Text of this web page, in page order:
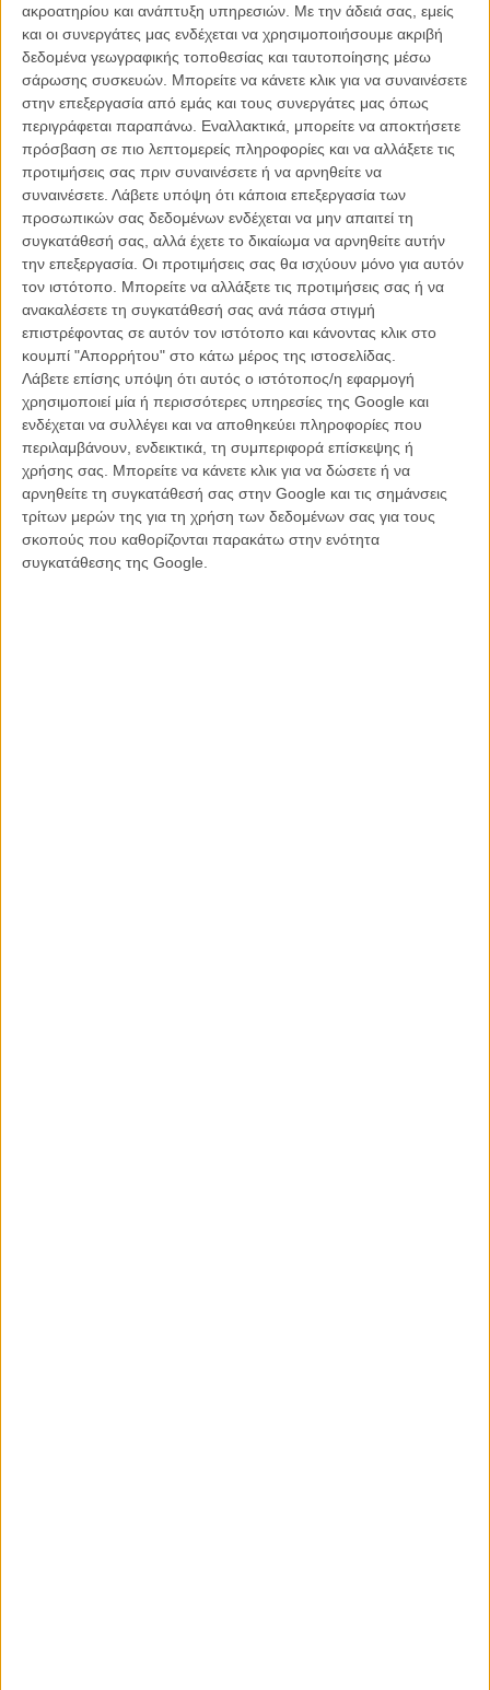
ακροατηρίου και ανάπτυξη υπηρεσιών. Με την άδειά σας, εμείς
και οι συνεργάτες μας ενδέχεται να χρησιμοποιήσουμε ακριβή
δεδομένα γεωγραφικής τοποθεσίας και ταυτοποίησης μέσω
σάρωσης συσκευών. Μπορείτε να κάνετε κλικ για να συναινέσετε
στην επεξεργασία από εμάς και τους συνεργάτες μας όπως
περιγράφεται παραπάνω. Εναλλακτικά, μπορείτε να αποκτήσετε
πρόσβαση σε πιο λεπτομερείς πληροφορίες και να αλλάξετε τις
προτιμήσεις σας πριν συναινέσετε ή να αρνηθείτε να
συναινέσετε. Λάβετε υπόψη ότι κάποια επεξεργασία των
προσωπικών σας δεδομένων ενδέχεται να μην απαιτεί τη
συγκατάθεσή σας, αλλά έχετε το δικαίωμα να αρνηθείτε αυτήν
την επεξεργασία. Οι προτιμήσεις σας θα ισχύουν μόνο για αυτόν
τον ιστότοπο. Μπορείτε να αλλάξετε τις προτιμήσεις σας ή να
ανακαλέσετε τη συγκατάθεσή σας ανά πάσα στιγμή
επιστρέφοντας σε αυτόν τον ιστότοπο και κάνοντας κλικ στο
κουμπί "Απορρήτου" στο κάτω μέρος της ιστοσελίδας.
Λάβετε επίσης υπόψη ότι αυτός ο ιστότοπος/η εφαρμογή
χρησιμοποιεί μία ή περισσότερες υπηρεσίες της Google και
ενδέχεται να συλλέγει και να αποθηκεύει πληροφορίες που
περιλαμβάνουν, ενδεικτικά, τη συμπεριφορά επίσκεψης ή
χρήσης σας. Μπορείτε να κάνετε κλικ για να δώσετε ή να
αρνηθείτε τη συγκατάθεσή σας στην Google και τις σημάνσεις
τρίτων μερών της για τη χρήση των δεδομένων σας για τους
σκοπούς που καθορίζονται παρακάτω στην ενότητα
συγκατάθεσης της Google.
Ενας ατρόμητος σκηνοθέτης από το Μεξικό τόλμησε να κρατήσει
την ουσία του Ντίκενς, αλλά να τον κάνει απόλυτα ποπ κι ερωτικό.
Λίγο αργότερα, ο Αλφόνσο Κουαρόν θα συνέχιζε με το «Θέλω και τη
Μαμά σου» κι αργότερα θα γινόταν ένας από τους σπουδαιότερους
δημιουργούς της εποχής μας. Για τότε, στα τέλη του '90, έφτιαξε
ξανά, λαμπερή, πανέμορφη, κυνική και μ' ένα απίθανο καστ (Ιθαν
Χοκ, Γκουίνεθ Πάλτροου στα καλύτερά της, Αν Μπάνκροφτ,
Ρόμπερτ Ντε Νίρο), την ιστορία του μικρού φτωχού Φιν που
ερωτεύεται την ταξικά και οικονομικά ανώτερή του Εστέλα και για
πάντα προσπαθεί να την κερδίσει, σε μια ζωή γεμάτη μεγάλες
προσδοκίες και μεγαλύτερες απογοητεύσεις. Φωτογραφίζει, ήδη
από τότε, ο Εμάνιουελ Λουμπέσκι.
Το βλέμμα- Στο μικρό συντριβάνι όπου έπιναν νερό παιδιά,
ξανασυναντιούνται μετά από χρόνια - είναι διαφορετικοί, το ίδιο κι οι
επιθυμίες τους. Ο Φιν ξαναερωτεύεται κεραυνοβόλα. Η Εστέλα
όπως πάντα επιπλέει πάνω στη λάμψη της, με το εκπληκτικό
πράσινο ρούχο που σχεδίασε γι' αυτήν η Τζουντιάνα Μακόφσκι.
Με κλειστά μάτια- Αρκεί ν' ακούσεις το Life in Mono. Θα σου
έρθει.